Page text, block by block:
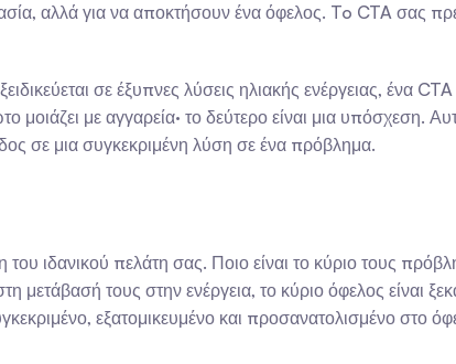
αλλά για να αποκτήσουν ένα όφελος. To CTA σας
σε έξυπνες λύσεις ηλιακής ενέργειας, ένα
μοιάζει με αγγαρεία· το δεύτερο είναι μια υπόσχεση.
σε μια συγκεκριμένη λύση σε ένα πρόβλημα.
του ιδανικού πελάτη σας. Ποιο είναι το κύριο τους
μετάβασή τους στην ενέργεια, το κύριο όφελος
εξατομικευμένο και προσανατολισμένο στο